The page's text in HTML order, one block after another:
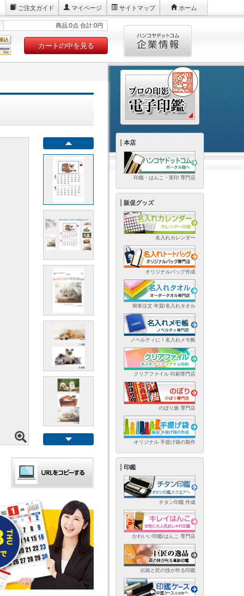
ご注文ガイド マイページ サイトマップ ホーム
商品:0点 合計:0円
カートの中を見る
本店
印鑑・はんこ・実印 専門店
販促グッズ
名入れカレンダー
オリジナルバッグ作成
簡単注文 年賀/名入れタオル
ノベルティに！名入れメモ帳
クリアファイル 印刷専門店
のぼり旗 専門店
オリジナル 手提げ袋の製作
印鑑
チタン印鑑 作成
かわいい印鑑/はんこ 専門店
伝統と匠の技が作る印鑑